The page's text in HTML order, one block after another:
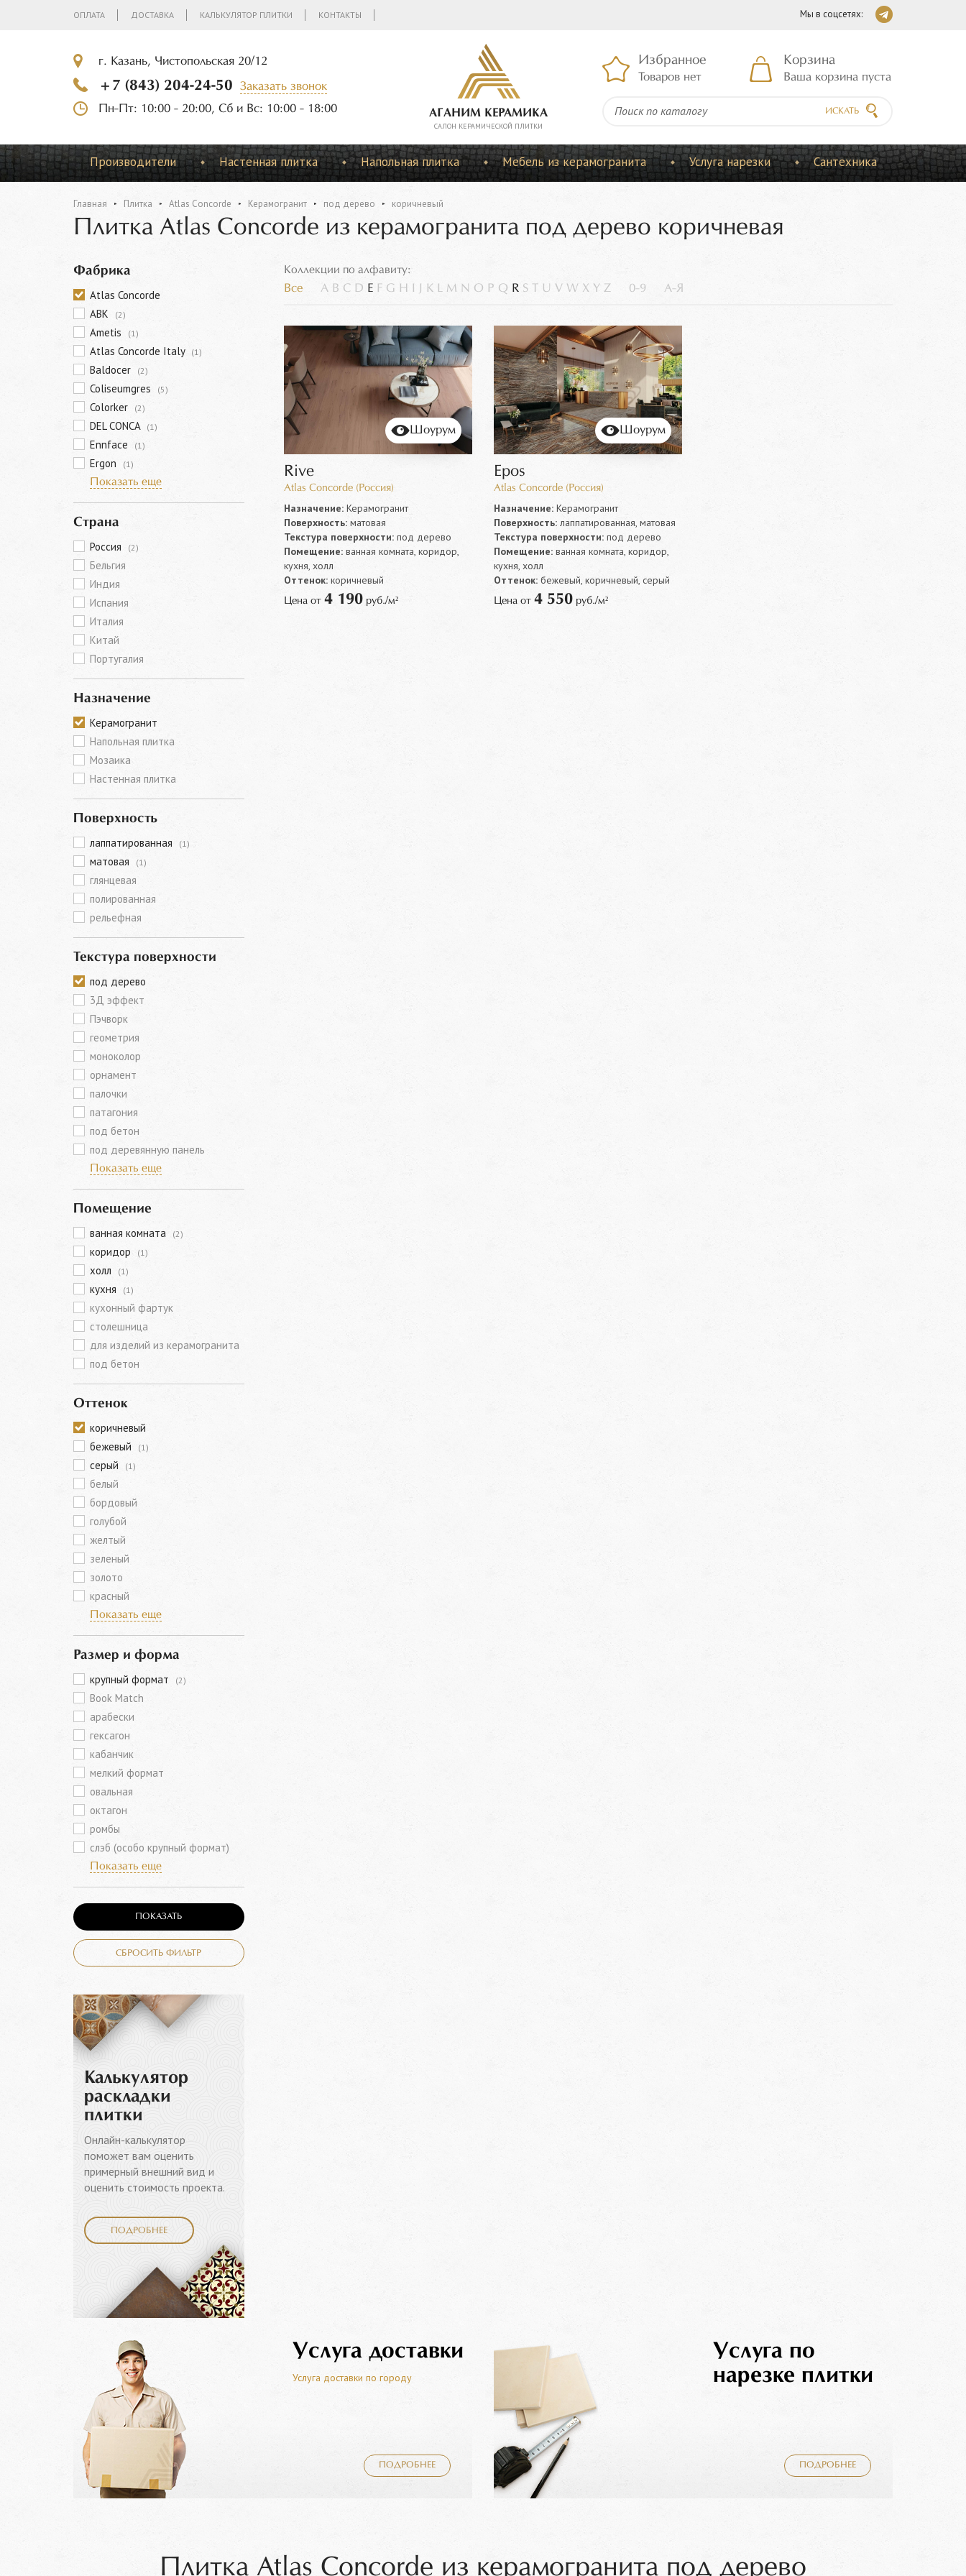
ОПЛАТА ДОСТАВКА КАЛЬКУЛЯТОР ПЛИТКИ КОНТАКТЫ Мы в соцсетях:
г. Казань, Чистопольская 20/12
+7 (843) 204-24-50
Заказать звонок
Пн-Пт: 10:00 - 20:00, Сб и Вс: 10:00 - 18:00
АГАНИМ КЕРАМИКА
CАЛОН КЕРАМИЧЕСКОЙ ПЛИТКИ
Избранное
Товаров нет
Корзина
Ваша корзина пуста
ИСКАТЬ
Производители Настенная плитка Напольная плитка Мебель из керамогранита Услуга нарезки Сантехника
Главная Плитка Atlas Concorde Керамогранит под дерево коричневый
Плитка Atlas Concorde из керамогранита под дерево коричневая
Фабрика
Atlas Concorde
ABK
(2)
Ametis (1)
Atlas Concorde Italy (1)
Baldocer (2)
Coliseumgres (5)
Colorker (2)
DEL CONCA (1)
Ennface (1)
Ergon
(1)
Показать еще
Страна
Россия (2)
Бельгия
Индия
Испания
Италия
Китай
Португалия
Назначение
Керамогранит
Напольная плитка
Мозаика
Настенная плитка
Поверхность
лаппатированная (1)
матовая (1)
глянцевая
полированная
рельефная
Текстура поверхности
под дерево
3Д эффект
Пэчворк
геометрия
моноколор
орнамент
палочки
патагония
под бетон
под деревянную панель
Показать еще
Помещение
ванная комната (2)
коридор (1)
холл (1)
кухня (1)
кухонный фартук
столешница
для изделий из керамогранита
под бетон
Оттенок
коричневый
бежевый
(1)
серый (1)
белый
бордовый
голубой
желтый
зеленый
золото
красный
Показать еще
Размер и форма
крупный формат (2)
Book Match
арабески
гексагон
кабанчик
мелкий формат
овальная
октагон
ромбы
слэб (особо крупный формат)
Показать еще
ПОКАЗАТЬ
СБРОСИТЬ ФИЛЬТР
Калькулятор
раскладки
плитки
Онлайн-калькулятор
поможет вам оценить
примерный внешний вид и
оценить стоимость проекта.
ПОДРОБНЕЕ
Коллекции по алфавиту:
Все A B C D E F G H K L M N O P Q R S U V W X Y Z 0-9 А-Я
Шоурум
Rive
Atlas Concorde (Россия)
Назначение:Керамогранит
Поверхность:матовая
Текстура поверхности:под дерево
Помещение:ванная комната, коридор,
кухня, холл
Оттенок:коричневый
Цена от 4 190руб./м²
Шоурум
Epos
Atlas Concorde (Россия)
Назначение:Керамогранит
Поверхность:лаппатированная, матовая
Текстура поверхности:под дерево
Помещение:ванная комната, коридор,
кухня, холл
Оттенок:бежевый, коричневый, серый
Цена от 4 550руб./м²
Услуга доставки
Услуга доставки по городу
ПОДРОБНЕЕ
Услуга по
нарезке плитки
ПОДРОБНЕЕ
Плитка Atlas Concorde из керамогранита под дерево